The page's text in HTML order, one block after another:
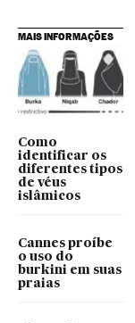
MAIS INFORMAÇÕES
Como
identificar os
diferentes tipos
de véus
islâmicos
Cannes proíbe
o uso do
burkini em suas
praias